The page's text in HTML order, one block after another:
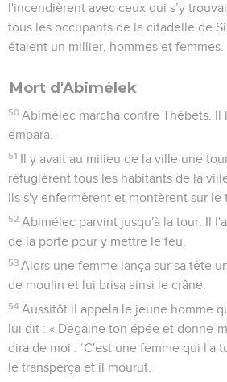
l'incendièrent avec ceux qui s’y
tous les occupants de la citadelle de
étaient un millier, hommes et femmes.
Mort d'Abimélek
50 Abimélec marcha contre Thébets. Il
empara.
51 Il y avait au milieu de la ville une
réfugièrent tous les habitants de la
Ils s'y enfermèrent et montèrent sur le
52 Abimélec parvint jusqu'à la tour. Il
de la porte pour y mettre le feu.
53 Alors une femme lança sur sa tête
de moulin et lui brisa ainsi le crâne.
54 Aussitôt il appela le jeune homme
lui dit : « Dégaine ton épée et donne-
dira de moi : ‘C'est une femme qui l'a
le transperça et il mourut.